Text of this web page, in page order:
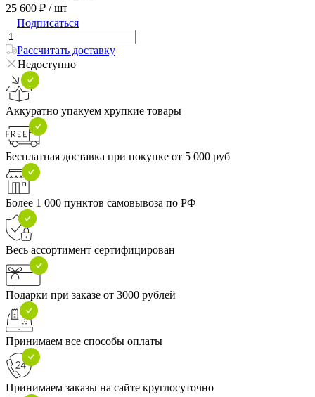
25 600 ₽ / шт
Подписаться
Рассчитать доставку
Недоступно
Аккуратно упакуем хрупкие товары
Бесплатная доставка при покупке от 5 000 руб
Более 1 000 пунктов самовывоза по РФ
Весь ассортимент сертифицирован
Подарки при заказе от 3000 рублей
Принимаем все способы оплаты
Принимаем заказы на сайте круглосуточно